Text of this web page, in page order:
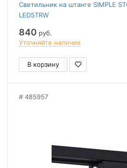
Светильник на штанге SIMPLE
LED5TRW
840 руб.
Уточняйте наличие
В корзину
485957